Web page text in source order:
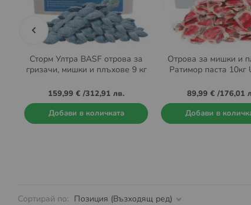
Сторм Ултра BASF отрова за
гризачи, мишки и плъхове 9 кг
159,99 € /312,91 лв.
Добави в количката
Отрова за мишки и
Ратимор паста 10кг
89,99 € /176,01
Добави в
Сортирай по